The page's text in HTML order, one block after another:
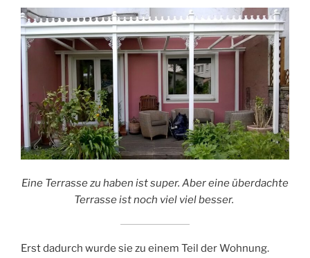
Eine Terrasse zu haben ist super. Aber eine überdachte
Terrasse ist noch viel viel besser.
Erst dadurch wurde sie zu einem Teil der Wohnung.